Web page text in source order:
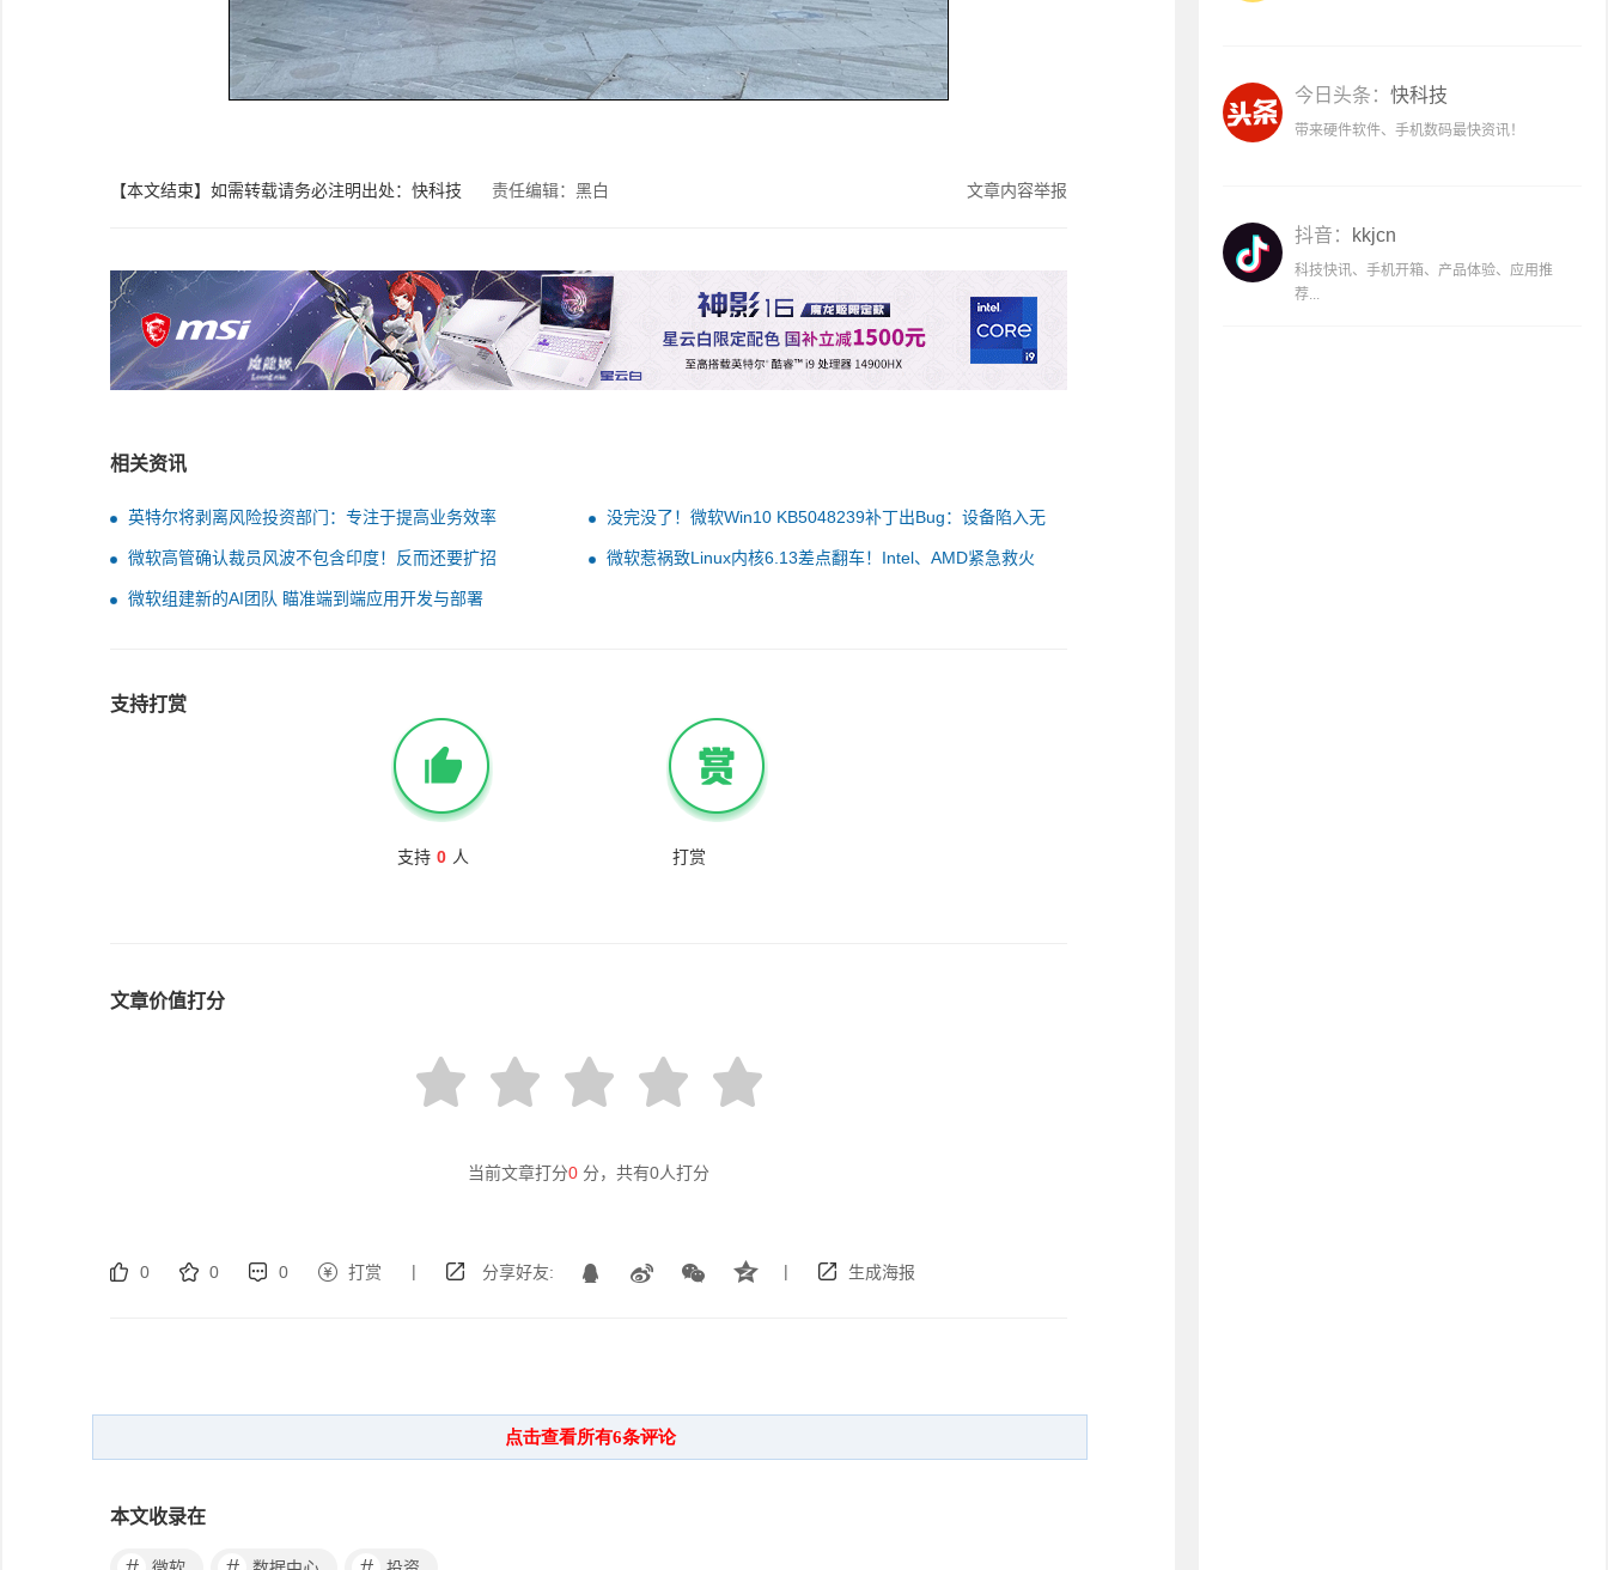
【本文结束】如需转载请务必注明出处：快科技 责任编辑：黑白 文章内容举报
相关资讯
英特尔将剥离风险投资部门：专注于提高业务效率
没完没了！微软Win10 KB5048239补丁出Bug：设备陷入无
限安装循环
微软高管确认裁员风波不包含印度！反而还要扩招
微软惹祸致Linux内核6.13差点翻车！Intel、AMD紧急救火
微软组建新的AI团队 瞄准端到端应用开发与部署
支持打赏
支持 0 人 打赏
文章价值打分
当前文章打分0 分，共有0人打分
0 0 0 打赏 | 分享好友: | 生成海报
本文收录在
今日头条： 快科技
带来硬件软件、手机数码最快资讯！
抖音： kkjcn
科技快讯、手机开箱、产品体验、应用推
荐...